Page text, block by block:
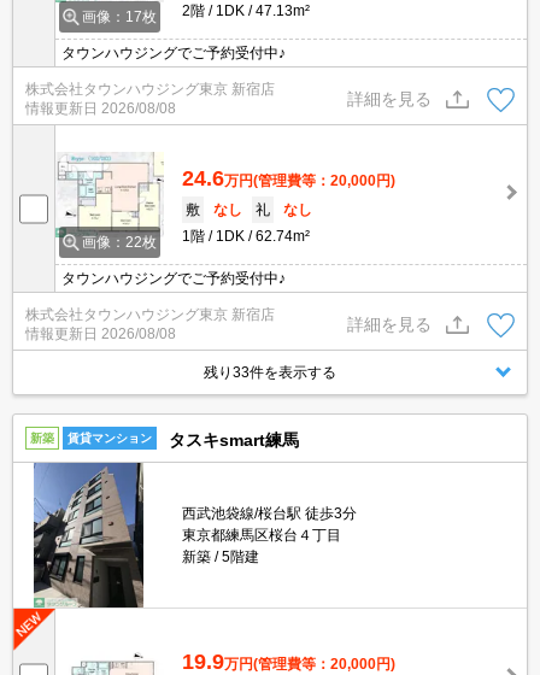
画像：17枚 2階 1DK 47.13m²
タウンハウジングでご予約受付中♪
株式会社タウンハウジング東京 新宿店
情報更新日 2026/08/08
詳細を見る
画像：22枚
24.6万円(管理費等：20,000円)
敷
なし 礼
なし
1階
1DK 62.74m²
タウンハウジングでご予約受付中♪
株式会社タウンハウジング東京 新宿店
情報更新日 2026/08/08
詳細を見る
残り33件を表示する
新築 賃貸マンション タスキsmart練馬
西武池袋線/桜台駅 徒歩3分
東京都練馬区桜台４丁目
新築
5階建
19.9万円(管理費等：20,000円)